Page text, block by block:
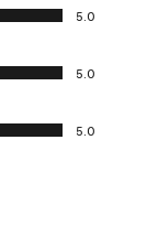
5.0
5.0
5.0